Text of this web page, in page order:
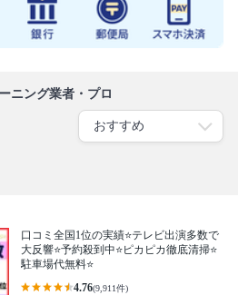
ニング業者・プロ
口コミ全国1位の実績⭐テレビ出演多数で
大反響⭐予約殺到中⭐ピカピカ徹底清掃⭐
駐車場代無料⭐
4.76(9,911件)